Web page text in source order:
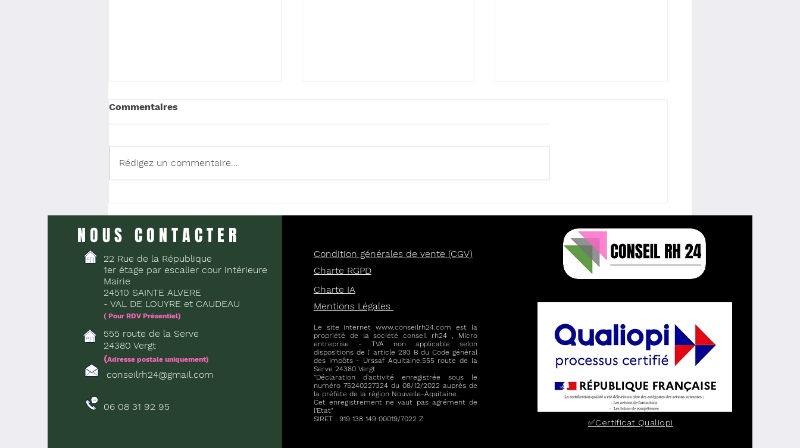
PRINCIPAL
MESSAGERIE
PROFESSIONNELLE
Commentaires
Rédigez un commentaire...
NOUS CONTACTER
555 route de la Serve
24380 Vergt
(Adresse postale uniquement)
conseilrh24@gmail.com
06 08 31 92 95
22 Rue de la République
1er étage par escalier cour intérieure
Mairie
24510 SAINTE ALVERE
- VAL DE LOUYRE et CAUDEAU
( Pour RDV Présentiel)
Condition générales de vente (CGV)
Charte RGPD
Charte IA
Mentions Légales
Le site internetwww.conseilrh24.com est la
propriété de la société conseil rh24 , Micro
entreprise - TVA non applicable selon
dispositions de l' article 293 B du Code général
des impôts - Urssaf Aquitaine.555 route de la
Serve 24380 Vergt
"Déclaration d'activité enregistrée sous le
numéro 75240227324 du 08/12/2022 auprès de
la préfète de la région Nouvelle-Aquitaine.
Cet enregistrement ne vaut pas agrément de
l'Etat"
SIRET : 919 138 149 00019/7022 Z
✅Certificat Qualiopi